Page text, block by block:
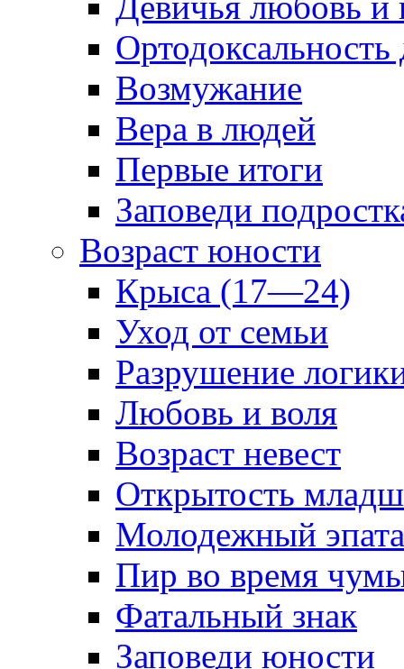
Возмужание
Вера в людей
Первые итоги
Заповеди
Возраст юности
Крыса (17—24)
Уход от семьи
Разрушение
Любовь и воля
Возраст невест
Открытость
Молодежный
Пир во время
Фатальный знак
Заповеди юности